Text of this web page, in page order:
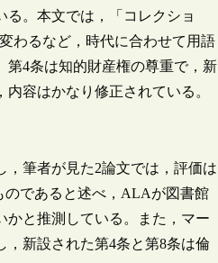
。本文では，「コレクショ
わるなど，時代に合わせて用語
第4条は知的財産権の尊重で，新
容はかなり修正されている。
筆者が見た2論文では，評価は
のであると述べ，ALAが図書館
かと推測している。また，マー
，新設された第4条と第8条は倫